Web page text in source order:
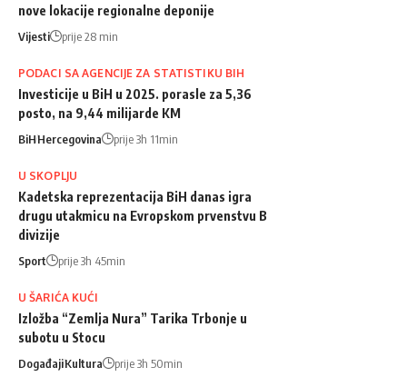
nove lokacije regionalne deponije
Vijesti prije 28 min
PODACI SA AGENCIJE ZA STATISTIKU BIH
Investicije u BiH u 2025. porasle za 5,36
posto, na 9,44 milijarde KM
BiHHercegovina prije 3h 11min
U SKOPLJU
Kadetska reprezentacija BiH danas igra
drugu utakmicu na Evropskom prvenstvu B
divizije
Sport prije 3h 45min
U ŠARIĆA KUĆI
Izložba “Zemlja Nura” Tarika Trbonje u
subotu u Stocu
DogađajiKultura prije 3h 50min